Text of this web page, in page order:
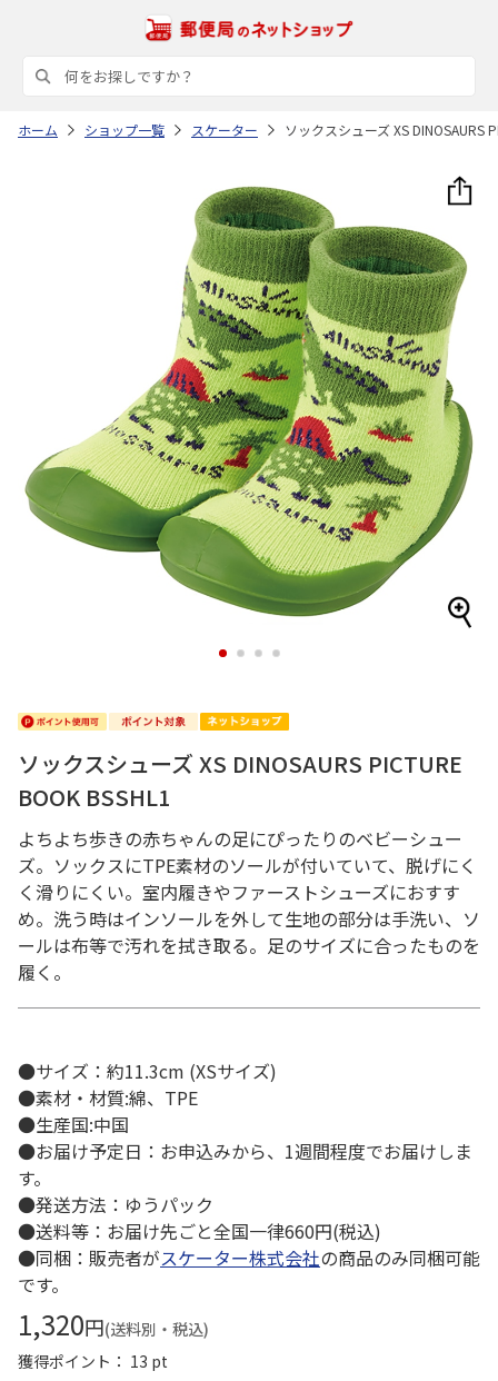
ホーム ショップ一覧 スケーター ソックスシューズ XS DINOSAURS
1 2 3 4
ソックスシューズ XS DINOSAURS PICTURE
BOOK BSSHL1
よちよち歩きの赤ちゃんの足にぴったりのベビーシュー
ズ。ソックスにTPE素材のソールが付いていて、脱げにく
く滑りにくい。室内履きやファーストシューズにおすす
め。洗う時はインソールを外して生地の部分は手洗い、ソ
ールは布等で汚れを拭き取る。足のサイズに合ったものを
履く。
●サイズ：約11.3cm (XSサイズ)
●素材・材質:綿、TPE
●生産国:中国
●お届け予定日：お申込みから、1週間程度でお届けしま
す。
●発送方法：ゆうパック
●送料等：お届け先ごと全国一律660円(税込)
●同梱：販売者がスケーター株式会社の商品のみ同梱可能
です。
1,320円(送料別・税込)
獲得ポイント： 13 pt